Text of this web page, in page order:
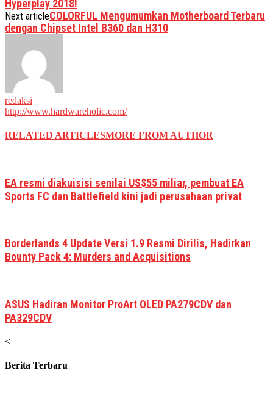
Hyperplay 2018!
Next articleCOLORFUL Mengumumkan Motherboard Terbaru
dengan Chipset Intel B360 dan H310
redaksi
http://www.hardwareholic.com/
RELATED ARTICLESMORE FROM AUTHOR
EA resmi diakuisisi senilai US$55 miliar, pembuat EA
Sports FC dan Battlefield kini jadi perusahaan privat
Borderlands 4 Update Versi 1.9 Resmi Dirilis, Hadirkan
Bounty Pack 4: Murders and Acquisitions
ASUS Hadiran Monitor ProArt OLED PA279CDV dan
PA329CDV
<
Berita Terbaru